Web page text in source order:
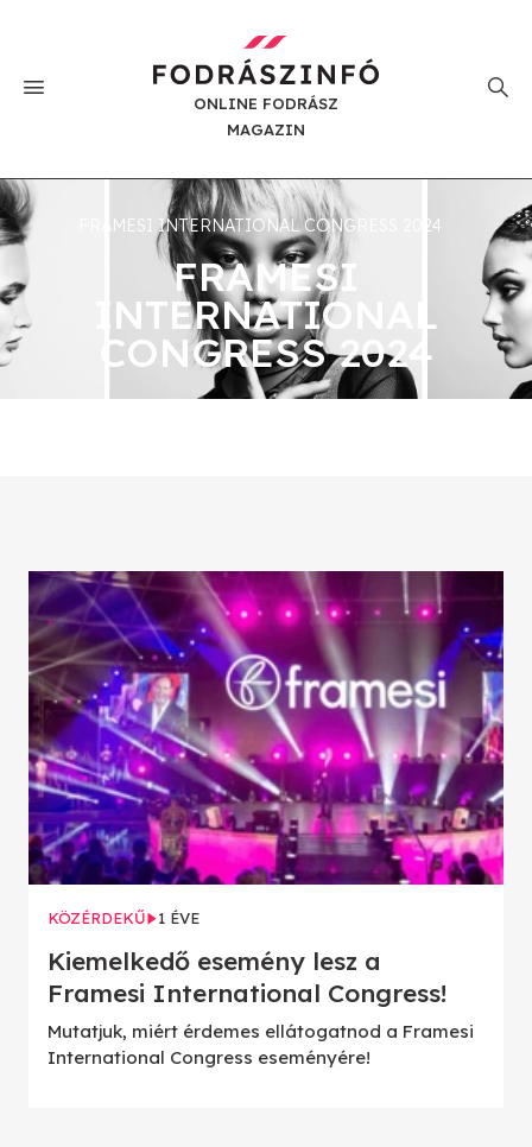
ONLINE FODRÁSZ
MAGAZIN
FRAMESI INTERNATIONAL CONGRESS 2024
FRAMESI
INTERNATIONAL
CONGRESS 2024
KÖZÉRDEKŰ 1 ÉVE
Kiemelkedő esemény lesz a
Framesi International Congress!
Mutatjuk, miért érdemes ellátogatnod a Framesi
International Congress eseményére!